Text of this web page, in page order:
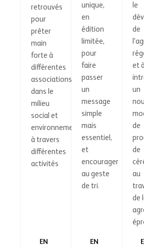
retrouvés
pour
prêter
main
forte à
différentes
associations
dans le
milieu
social et
environnemental,
à travers
différentes
activités
EN
unique,
en
édition
limitée,
pour
faire
passer
un
message
simple
mais
essentiel,
et
encourager
au geste
de tri.
EN
le
de
et
un
de
de
au
de